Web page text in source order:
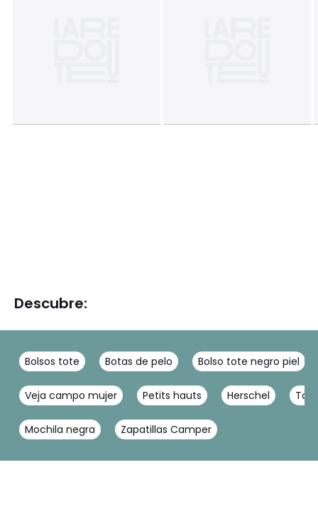
Descubre:
Bolsos tote Botas de pelo Bolso tote negro piel
Veja campo mujer Petits hauts Herschel
Mochila negra Zapatillas Camper